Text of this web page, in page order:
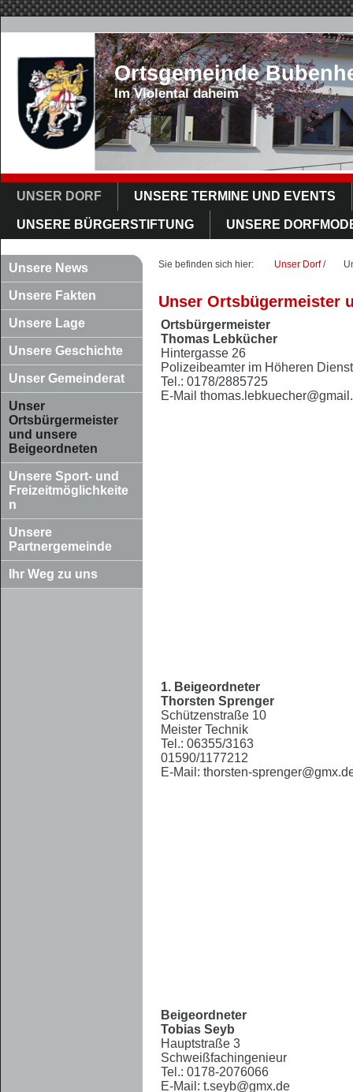
Ortsgemeinde
Im Violental daheim
UNSER DORF UNSERE TERMINE UND EVENTS
UNSERE BÜRGERSTIFTUNG UNSERE
Unsere News
Unsere Fakten
Unsere Lage
Unsere Geschichte
Unser Gemeinderat
Unser
Ortsbürgermeister
und unsere
Beigeordneten
Unsere Sport- und
Freizeitmöglichkeite
n
Unsere
Partnergemeinde
Ihr Weg zu uns
Sie befinden sich hier: Unser Dorf /
Unser Ortsbügermeister
Ortsbürgermeister
Thomas Lebkücher
Hintergasse 26
Polizeibeamter im Höheren Dienst
Tel.: 0178/2885725
E-Mail
1. Beigeordneter
Thorsten Sprenger
Schützenstraße 10
Meister Technik
Tel.: 06355/3163
01590/1177212
E-Mail: thorsten-
Beigeordneter
Tobias Seyb
Hauptstraße 3
Schweißfachingenieur
Tel.: 0178-2076066
E-Mail: t.seyb@gmx.de